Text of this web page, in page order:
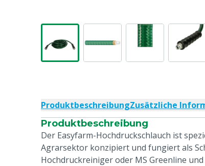
ProduktbeschreibungZusätzliche
Produktbeschreibung
Der Easyfarm-Hochdruckschlauch ist
Agrarsektor konzipiert und fungiert als
Hochdruckreiniger oder MS Greenline